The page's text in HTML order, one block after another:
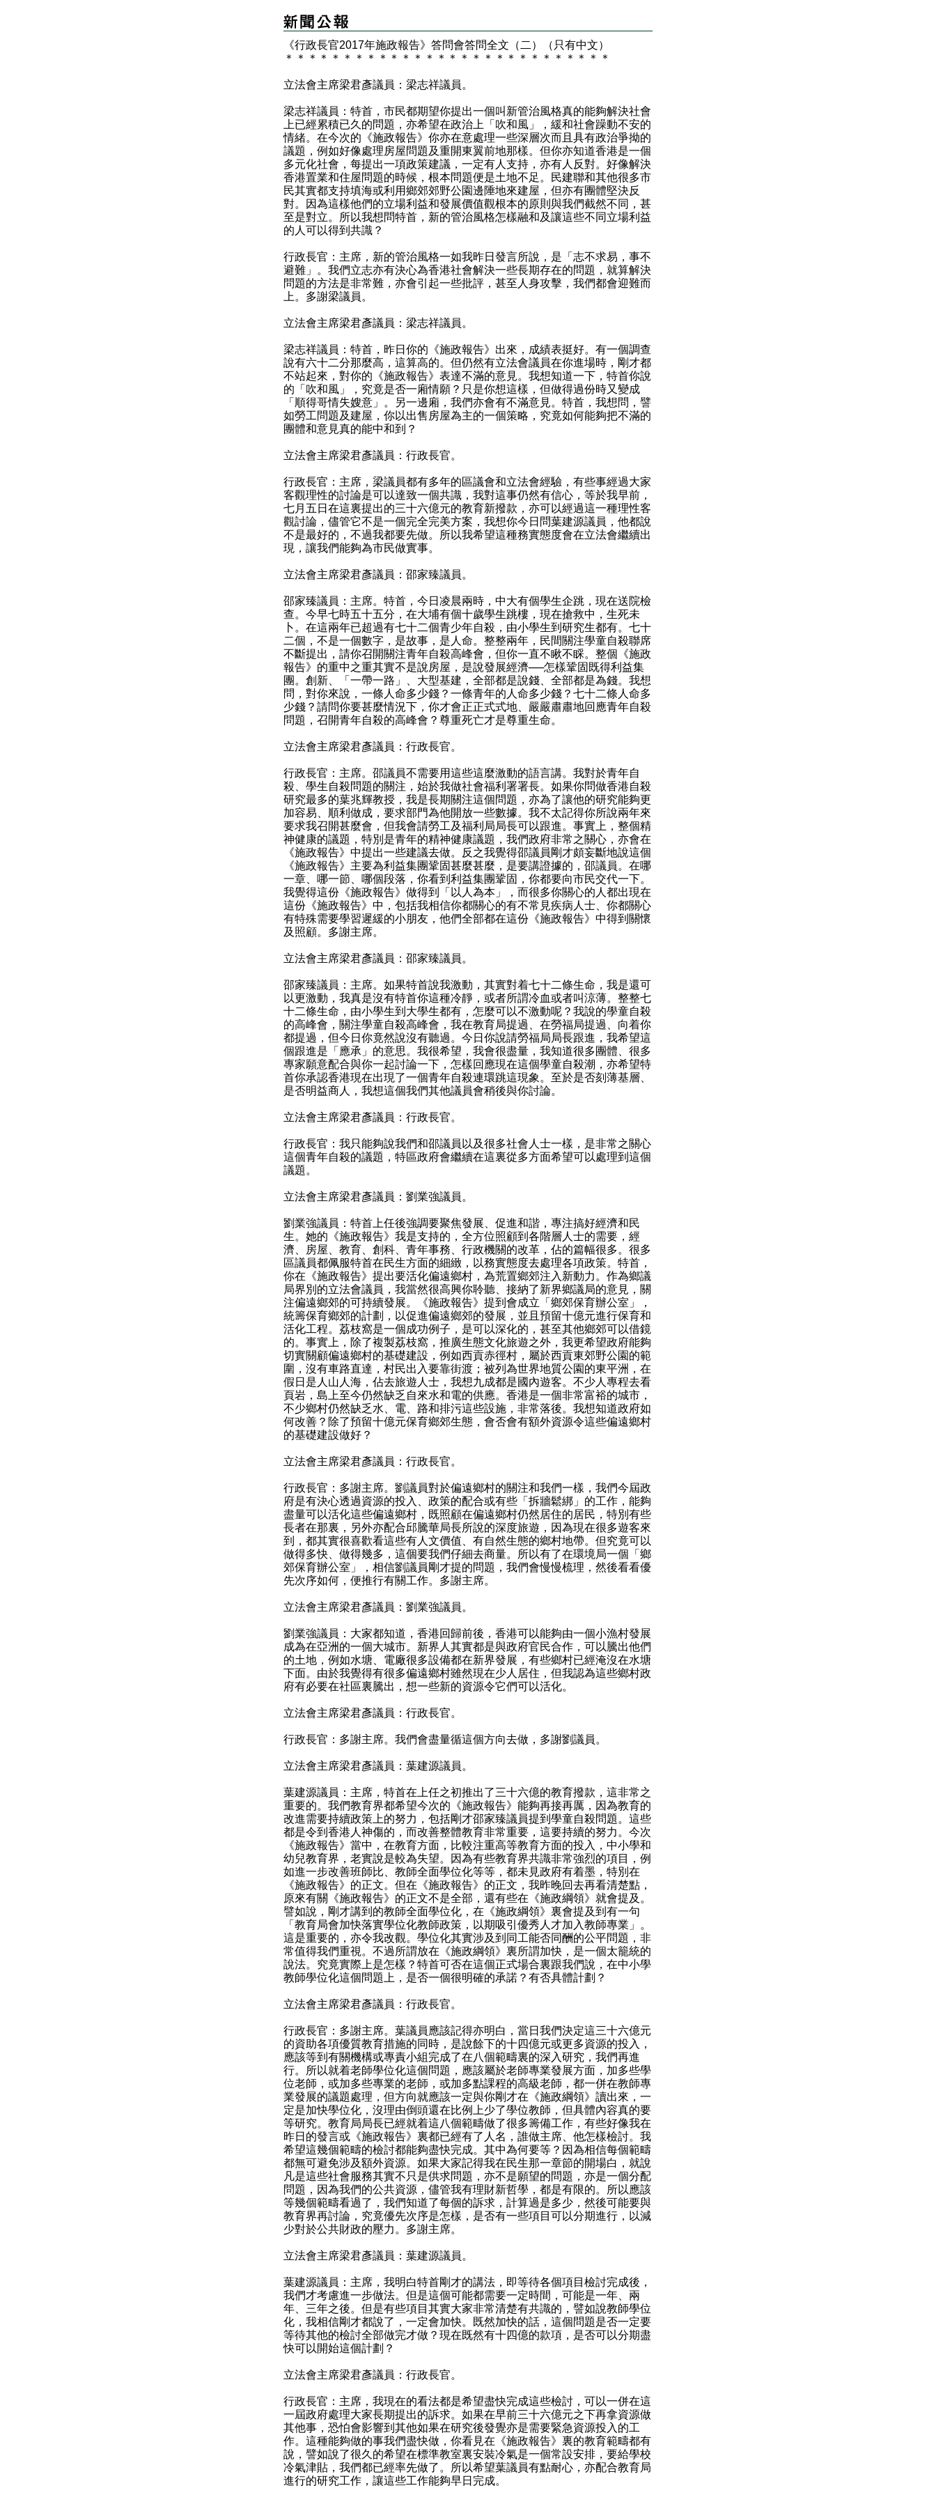
《行政長官2017年施政報告》答問會答問全文（二）（只有中文）
＊
＊ ＊ ＊ ＊ ＊ ＊ ＊ ＊ ＊ ＊ ＊ ＊ ＊ ＊ ＊ ＊ ＊ ＊ ＊ ＊ ＊ ＊ ＊ ＊ ＊ ＊ ＊
立法會主席梁君彥議員：梁志祥議員。
梁志祥議員：特首，市民都期望你提出一個叫新管治風格真的能夠解決社會
上已經累積已久的問題，亦希望在政治上「吹和風」，緩和社會躁動不安的
情緒。在今次的《施政報告》你亦在意處理一些深層次而且具有政治爭拗的
議題，例如好像處理房屋問題及重開東翼前地那樣。但你亦知道香港是一個
多元化社會，每提出一項政策建議，一定有人支持，亦有人反對。好像解決
香港置業和住屋問題的時候，根本問題便是土地不足。民建聯和其他很多市
民其實都支持填海或利用鄉郊郊野公園邊陲地來建屋，但亦有團體堅決反
對。因為這樣他們的立場利益和發展價值觀根本的原則與我們截然不同，甚
至是對立。所以我想問特首，新的管治風格怎樣融和及讓這些不同立場利益
的人可以得到共識？
行政長官：主席，新的管治風格一如我昨日發言所說，是「志不求易，事不
避難」。我們立志亦有決心為香港社會解決一些長期存在的問題，就算解決
問題的方法是非常難，亦會引起一些批評，甚至人身攻擊，我們都會迎難而
上。多謝梁議員。
立法會主席梁君彥議員：梁志祥議員。
梁志祥議員：特首，昨日你的《施政報告》出來，成績表挺好。有一個調查
說有六十二分那麼高，這算高的。但仍然有立法會議員在你進場時，剛才都
不站起來，對你的《施政報告》表達不滿的意見。我想知道一下，特首你說
的「吹和風」，究竟是否一廂情願？只是你想這樣，但做得過份時又變成
「順得哥情失嫂意」。另一邊廂，我們亦會有不滿意見。特首，我想問，譬
如勞工問題及建屋，你以出售房屋為主的一個策略，究竟如何能夠把不滿的
團體和意見真的能中和到？
立法會主席梁君彥議員：行政長官。
行政長官：主席，梁議員都有多年的區議會和立法會經驗，有些事經過大家
客觀理性的討論是可以達致一個共識，我對這事仍然有信心，等於我早前，
七月五日在這裏提出的三十六億元的教育新撥款，亦可以經過這一種理性客
觀討論，儘管它不是一個完全完美方案，我想你今日問葉建源議員，他都說
不是最好的，不過我都要先做。所以我希望這種務實態度會在立法會繼續出
現，讓我們能夠為市民做實事。
立法會主席梁君彥議員：邵家臻議員。
邵家臻議員：主席。特首，今日凌晨兩時，中大有個學生企跳，現在送院檢
查。今早七時五十五分，在大埔有個十歲學生跳樓，現在搶救中，生死未
卜。在這兩年已超過有七十二個青少年自殺，由小學生到研究生都有。七十
二個，不是一個數字，是故事，是人命。整整兩年，民間關注學童自殺聯席
不斷提出，請你召開關注青年自殺高峰會，但你一直不瞅不睬。整個《施政
報告》的重中之重其實不是說房屋，是說發展經濟──怎樣鞏固既得利益集
團。創新、「一帶一路」、大型基建，全部都是說錢、全部都是為錢。我想
問，對你來說，一條人命多少錢？一條青年的人命多少錢？七十二條人命多
少錢？請問你要甚麼情況下，你才會正正式式地、嚴嚴肅肅地回應青年自殺
問題，召開青年自殺的高峰會？尊重死亡才是尊重生命。
立法會主席梁君彥議員：行政長官。
行政長官：主席。邵議員不需要用這些這麼激動的語言講。我對於青年自
殺、學生自殺問題的關注，始於我做社會福利署署長。如果你問做香港自殺
研究最多的葉兆輝教授，我是長期關注這個問題，亦為了讓他的研究能夠更
加容易、順利做成，要求部門為他開放一些數據。我不太記得你所說兩年來
要求我召開甚麼會，但我會請勞工及福利局局長可以跟進。事實上，整個精
神健康的議題，特別是青年的精神健康議題，我們政府非常之關心，亦會在
《施政報告》中提出一些建議去做。反之我覺得邵議員剛才頗妄斷地說這個
《施政報告》主要為利益集團鞏固甚麼甚麼，是要講證據的，邵議員。在哪
一章、哪一節、哪個段落，你看到利益集團鞏固，你都要向市民交代一下。
我覺得這份《施政報告》做得到「以人為本」，而很多你關心的人都出現在
這份《施政報告》中，包括我相信你都關心的有不常見疾病人士、你都關心
有特殊需要學習遲緩的小朋友，他們全部都在這份《施政報告》中得到關懷
及照顧。多謝主席。
立法會主席梁君彥議員：邵家臻議員。
邵家臻議員：主席。如果特首說我激動，其實對着七十二條生命，我是還可
以更激動，我真是沒有特首你這種冷靜，或者所謂冷血或者叫涼薄。整整七
十二條生命，由小學生到大學生都有，怎麼可以不激動呢？我說的學童自殺
的高峰會，關注學童自殺高峰會，我在教育局提過、在勞福局提過、向着你
都提過，但今日你竟然說沒有聽過。今日你說請勞福局局長跟進，我希望這
個跟進是「應承」的意思。我很希望，我會很盡量，我知道很多團體、很多
專家願意配合與你一起討論一下，怎樣回應現在這個學童自殺潮，亦希望特
首你承認香港現在出現了一個青年自殺連環跳這現象。至於是否刻薄基層、
是否明益商人，我想這個我們其他議員會稍後與你討論。
立法會主席梁君彥議員：行政長官。
行政長官：我只能夠說我們和邵議員以及很多社會人士一樣，是非常之關心
這個青年自殺的議題，特區政府會繼續在這裏從多方面希望可以處理到這個
議題。
立法會主席梁君彥議員：劉業強議員。
劉業強議員：特首上任後強調要聚焦發展、促進和諧，專注搞好經濟和民
生。她的《施政報告》我是支持的，全方位照顧到各階層人士的需要，經
濟、房屋、教育、創科、青年事務、行政機關的改革，佔的篇幅很多。很多
區議員都佩服特首在民生方面的細緻，以務實態度去處理各項政策。特首，
你在《施政報告》提出要活化偏遠鄉村，為荒置鄉郊注入新動力。作為鄉議
局界別的立法會議員，我當然很高興你聆聽、接納了新界鄉議局的意見，關
注偏遠鄉郊的可持續發展。《施政報告》提到會成立「鄉郊保育辦公室」，
統籌保育鄉郊的計劃，以促進偏遠鄉郊的發展，並且預留十億元進行保育和
活化工程。荔枝窩是一個成功例子，是可以深化的，甚至其他鄉郊可以借鏡
的。事實上，除了複製荔枝窩，推廣生態文化旅遊之外，我更希望政府能夠
切實關顧偏遠鄉村的基礎建設，例如西貢赤徑村，屬於西貢東郊野公園的範
圍，沒有車路直達，村民出入要靠街渡；被列為世界地質公園的東平洲，在
假日是人山人海，佔去旅遊人士，我想九成都是國內遊客。不少人專程去看
頁岩，島上至今仍然缺乏自來水和電的供應。香港是一個非常富裕的城市，
不少鄉村仍然缺乏水、電、路和排污這些設施，非常落後。我想知道政府如
何改善？除了預留十億元保育鄉郊生態，會否會有額外資源令這些偏遠鄉村
的基礎建設做好？
立法會主席梁君彥議員：行政長官。
行政長官：多謝主席。劉議員對於偏遠鄉村的關注和我們一樣，我們今屆政
府是有決心透過資源的投入、政策的配合或有些「拆牆鬆綁」的工作，能夠
盡量可以活化這些偏遠鄉村，既照顧在偏遠鄉村仍然居住的居民，特別有些
長者在那裏，另外亦配合邱騰華局長所說的深度旅遊，因為現在很多遊客來
到，都其實很喜歡看這些有人文價值、有自然生態的鄉村地帶。但究竟可以
做得多快、做得幾多，這個要我們仔細去商量。所以有了在環境局一個「鄉
郊保育辦公室」，相信劉議員剛才提的問題，我們會慢慢梳理，然後看看優
先次序如何，便推行有關工作。多謝主席。
立法會主席梁君彥議員：劉業強議員。
劉業強議員：大家都知道，香港回歸前後，香港可以能夠由一個小漁村發展
成為在亞洲的一個大城市。新界人其實都是與政府官民合作，可以騰出他們
的土地，例如水塘、電廠很多設備都在新界發展，有些鄉村已經淹沒在水塘
下面。由於我覺得有很多偏遠鄉村雖然現在少人居住，但我認為這些鄉村政
府有必要在社區裏騰出，想一些新的資源令它們可以活化。
立法會主席梁君彥議員：行政長官。
行政長官：多謝主席。我們會盡量循這個方向去做，多謝劉議員。
立法會主席梁君彥議員：葉建源議員。
葉建源議員：主席，特首在上任之初推出了三十六億的教育撥款，這非常之
重要的。我們教育界都希望今次的《施政報告》能夠再接再厲，因為教育的
改進需要持續政策上的努力，包括剛才邵家臻議員提到學童自殺問題。這些
都是令到香港人神傷的，而改善整體教育非常重要，這要持續的努力。今次
《施政報告》當中，在教育方面，比較注重高等教育方面的投入，中小學和
幼兒教育界，老實說是較為失望。因為有些教育界共識非常強烈的項目，例
如進一步改善班師比、教師全面學位化等等，都未見政府有着墨，特別在
《施政報告》的正文。但在《施政報告》的正文，我昨晚回去再看清楚點，
原來有關《施政報告》的正文不是全部，還有些在《施政綱領》就會提及。
譬如說，剛才講到的教師全面學位化，在《施政綱領》裏會提及到有一句
「教育局會加快落實學位化教師政策，以期吸引優秀人才加入教師專業」。
這是重要的，亦令我改觀。學位化其實涉及到同工能否同酬的公平問題，非
常值得我們重視。不過所謂放在《施政綱領》裏所謂加快，是一個太籠統的
說法。究竟實際上是怎樣？特首可否在這個正式場合裏跟我們說，在中小學
教師學位化這個問題上，是否一個很明確的承諾？有否具體計劃？
立法會主席梁君彥議員：行政長官。
行政長官：多謝主席。葉議員應該記得亦明白，當日我們決定這三十六億元
的資助各項優質教育措施的同時，是說餘下的十四億元或更多資源的投入，
應該等到有關機構或專責小組完成了在八個範疇裏的深入研究，我們再進
行。所以就着老師學位化這個問題，應該屬於老師專業發展方面，加多些學
位老師，或加多些專業的老師，或加多點課程的高級老師，都一併在教師專
業發展的議題處理，但方向就應該一定與你剛才在《施政綱領》讀出來，一
定是加快學位化，沒理由倒頭還在比例上少了學位教師，但具體內容真的要
等研究。教育局局長已經就着這八個範疇做了很多籌備工作，有些好像我在
昨日的發言或《施政報告》裏都已經有了人名，誰做主席、他怎樣檢討。我
希望這幾個範疇的檢討都能夠盡快完成。其中為何要等？因為相信每個範疇
都無可避免涉及額外資源。如果大家記得我在民生那一章節的開場白，就說
凡是這些社會服務其實不只是供求問題，亦不是願望的問題，亦是一個分配
問題，因為我們的公共資源，儘管我有理財新哲學，都是有限的。所以應該
等幾個範疇看過了，我們知道了每個的訴求，計算過是多少，然後可能要與
教育界再討論，究竟優先次序是怎樣，是否有一些項目可以分期進行，以減
少對於公共財政的壓力。多謝主席。
立法會主席梁君彥議員：葉建源議員。
葉建源議員：主席，我明白特首剛才的講法，即等待各個項目檢討完成後，
我們才考慮進一步做法。但是這個可能都需要一定時間，可能是一年、兩
年、三年之後。但是有些項目其實大家非常清楚有共識的，譬如說教師學位
化，我相信剛才都說了，一定會加快。既然加快的話，這個問題是否一定要
等待其他的檢討全部做完才做？現在既然有十四億的款項，是否可以分期盡
快可以開始這個計劃？
立法會主席梁君彥議員：行政長官。
行政長官：主席，我現在的看法都是希望盡快完成這些檢討，可以一併在這
一屆政府處理大家長期提出的訴求。如果在早前三十六億元之下再拿資源做
其他事，恐怕會影響到其他如果在研究後發覺亦是需要緊急資源投入的工
作。這種能夠做的事我們盡快做，你看見在《施政報告》裏的教育範疇都有
說，譬如說了很久的希望在標準教室裏安裝冷氣是一個常設安排，要給學校
冷氣津貼，我們都已經率先做了。所以希望葉議員有點耐心，亦配合教育局
進行的研究工作，讓這些工作能夠早日完成。